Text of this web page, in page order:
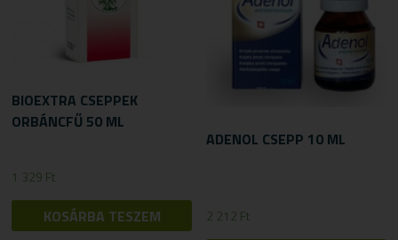
BIOEXTRA CSEPPEK
ORBÁNCFŰ 50 ML
1 329 Ft
KOSÁRBA TESZEM
ADENOL CSEPP 10 ML
2 212 Ft